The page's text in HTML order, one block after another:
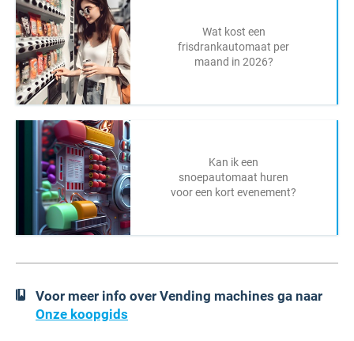
Wat kost een
frisdrankautomaat per
maand in 2026?
Kan ik een
snoepautomaat huren
voor een kort evenement?
Voor meer info over Vending machines ga naar
Onze koopgids